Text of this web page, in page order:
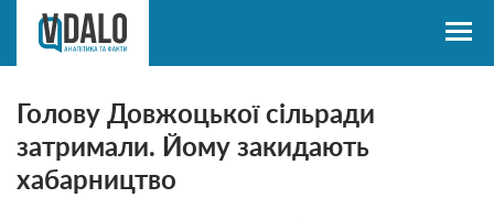
Голову Довжоцької сільради
затримали. Йому закидають
хабарництво